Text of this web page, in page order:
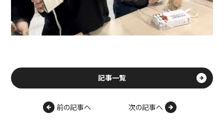
記事一覧
前の記事へ 次の記事へ